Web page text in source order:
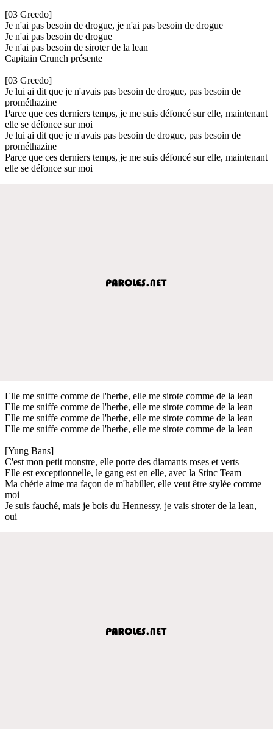
[03 Greedo]
Je n'ai pas besoin de drogue, je n'ai pas besoin de drogue
Je n'ai pas besoin de drogue
Je n'ai pas besoin de siroter de la lean
Capitain Crunch présente
[03 Greedo]
Je lui ai dit que je n'avais pas besoin de drogue, pas besoin de
prométhazine
Parce que ces derniers temps, je me suis défoncé sur elle, maintenant
elle se défonce sur moi
Je lui ai dit que je n'avais pas besoin de drogue, pas besoin de
prométhazine
Parce que ces derniers temps, je me suis défoncé sur elle, maintenant
elle se défonce sur moi
Elle me sniffe comme de l'herbe, elle me sirote comme de la lean
Elle me sniffe comme de l'herbe, elle me sirote comme de la lean
Elle me sniffe comme de l'herbe, elle me sirote comme de la lean
Elle me sniffe comme de l'herbe, elle me sirote comme de la lean
[Yung Bans]
C'est mon petit monstre, elle porte des diamants roses et verts
Elle est exceptionnelle, le gang est en elle, avec la Stinc Team
Ma chérie aime ma façon de m'habiller, elle veut être stylée comme
moi
Je suis fauché, mais je bois du Hennessy, je vais siroter de la lean,
oui